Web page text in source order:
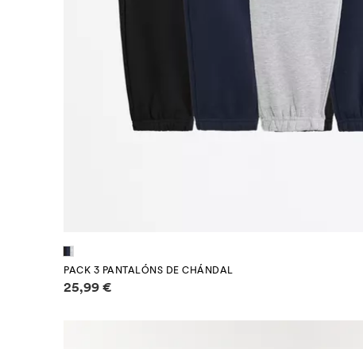
PACK 3 PANTALÓNS DE CHÁNDAL
Información de prezos
25,99 €